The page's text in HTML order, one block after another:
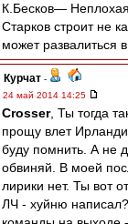
К.Бесков—
Старков строит не
может развалиться
Курчат -
24 май 2014 14:25
Crosser, Ты тогда
прощу влет
буду помнить. А не
обвиняй. В моей
лирики нет. Ты вот
ЛЧ - хуйню